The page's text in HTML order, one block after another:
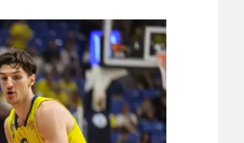
תקנון משתתפים וזוכים בפרסים
תקנון עבור פעילות אלקטרה
תקנון עבור פעילות ספורט 1 – "מרלן"
טניס
גיימינג E-Sports
תנאי שימוש